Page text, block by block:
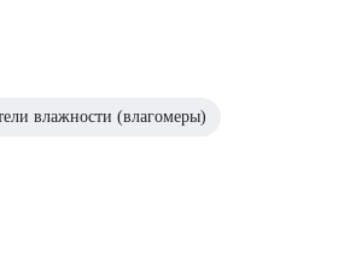
влажности (влагомеры)